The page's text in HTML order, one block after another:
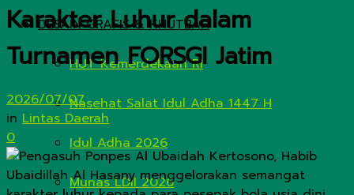
DESAIN GRAFIS & KHUTBAH
HUT Kemerdekaan RI
Nasehat Salat Idul Adha 1447 H
Idul Adha 2026
Munas LDII 2026
Karakter Luhur dalam
Turnamen FORSGI Jatim
2026/07/07
in Lintas Daerah
0